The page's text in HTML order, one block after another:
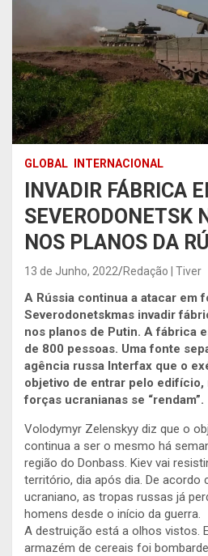
GLOBAL INTERNACIONAL
INVADIR FÁBRICA
SEVERODONETSK
NOS PLANOS DA
13 de Junho, 2022 Redação | Tiver
A Rússia continua a atacar em
Severodonetskmas invadir
nos planos de Putin. A fábrica
de 800 pessoas. Uma fonte
agência russa Interfax que o
objetivo de entrar pelo edifício,
forças ucranianas se “rendam”.
Volodymyr Zelenskyy diz que o
continua a ser o mesmo há
região do Donbass. Kiev vai
território, dia após dia. De acordo
ucraniano, as tropas russas já
homens desde o início da guerra.
A destruição está a olhos vistos.
armazém de cereais foi